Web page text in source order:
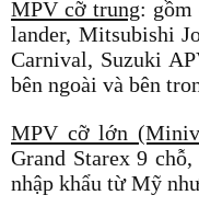
MPV cỡ trung: gồm
lander, Mitsubishi
Carnival, Suzuki
bên ngoài và bên
MPV cỡ lớn
Grand Starex 9
nhập khẩu từ Mỹ